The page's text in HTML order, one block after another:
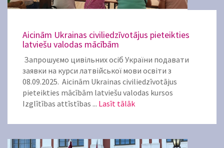
Aicinām Ukrainas civiliedzīvotājus pieteikties
latviešu valodas mācībām
Запрошуємо цивільних осіб України подавати
заявки на курси латвійської мови освіти з
08.09.2025. Aicinām Ukrainas civiliedzīvotājus
pieteikties mācībām latviešu valodas kursos
Izglītības attīstības ... Lasīt tālāk